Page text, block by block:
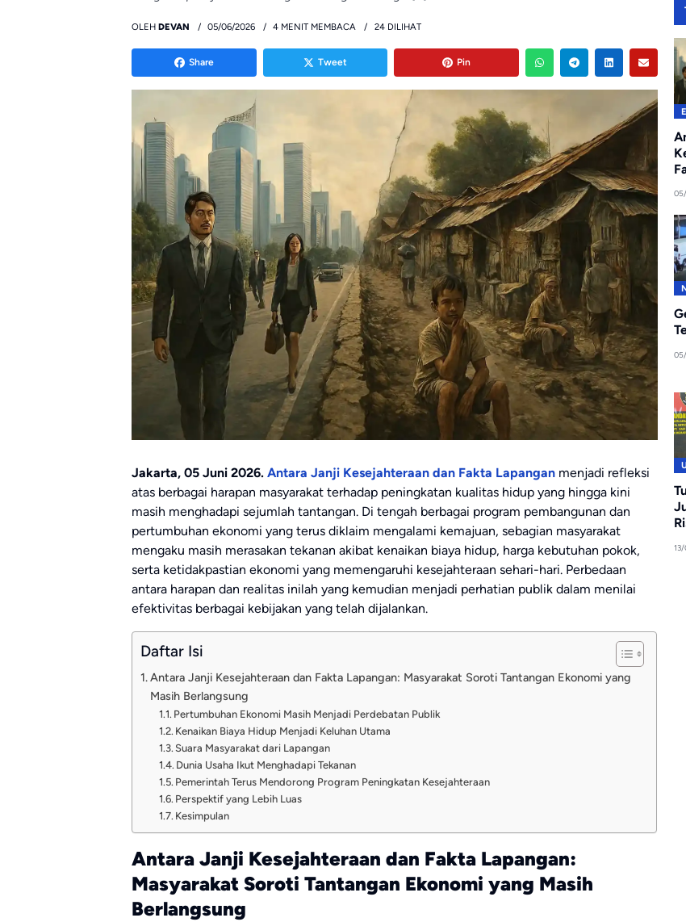
OLEH DEVAN 05/06/2026 4 MENIT MEMBACA 24 DILIHAT
Share Tweet Pin
Jakarta, 05 Juni 2026. Antara Janji Kesejahteraan dan Fakta Lapangan menjadi refleksi
atas berbagai harapan masyarakat terhadap peningkatan kualitas hidup yang hingga kini
masih menghadapi sejumlah tantangan. Di tengah berbagai program pembangunan dan
pertumbuhan ekonomi yang terus diklaim mengalami kemajuan, sebagian masyarakat
mengaku masih merasakan tekanan akibat kenaikan biaya hidup, harga kebutuhan pokok,
serta ketidakpastian ekonomi yang memengaruhi kesejahteraan sehari-hari. Perbedaan
antara harapan dan realitas inilah yang kemudian menjadi perhatian publik dalam menilai
efektivitas berbagai kebijakan yang telah dijalankan.
Daftar Isi
Antara Janji Kesejahteraan dan Fakta Lapangan: Masyarakat Soroti Tantangan Ekonomi yang
Masih Berlangsung
Pertumbuhan Ekonomi Masih Menjadi Perdebatan Publik
Kenaikan Biaya Hidup Menjadi Keluhan Utama
Suara Masyarakat dari Lapangan
Dunia Usaha Ikut Menghadapi Tekanan
Pemerintah Terus Mendorong Program Peningkatan Kesejahteraan
Perspektif yang Lebih Luas
Kesimpulan
Antara Janji Kesejahteraan dan Fakta Lapangan:
Masyarakat Soroti Tantangan Ekonomi yang Masih
Berlangsung